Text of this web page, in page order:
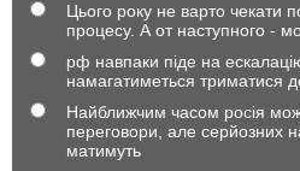
Цього року не варто чекати
процесу. А от наступного -
рф навпаки піде на
намагатиметься триматися
Найближчим часом росія
переговори, але серйозних
матимуть